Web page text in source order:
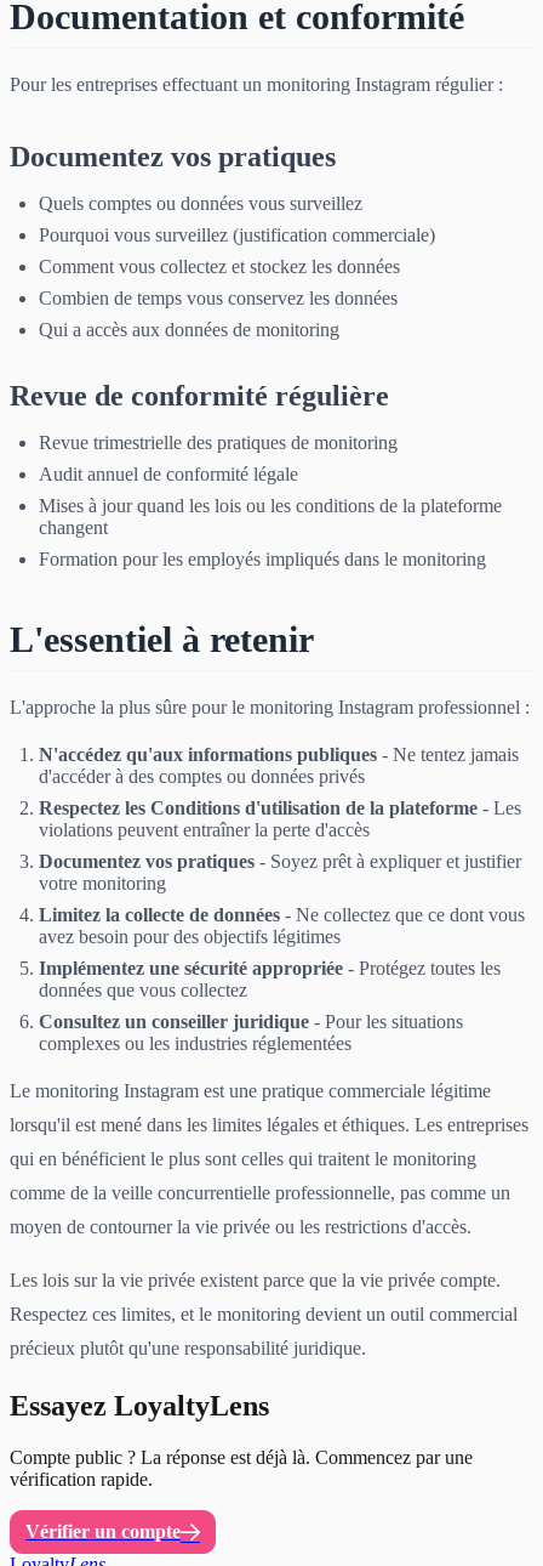
Documentation et conformité
Pour les entreprises effectuant un monitoring Instagram régulier :
Documentez vos pratiques
Quels comptes ou données vous surveillez
Pourquoi vous surveillez (justification commerciale)
Comment vous collectez et stockez les données
Combien de temps vous conservez les données
Qui a accès aux données de monitoring
Revue de conformité régulière
Revue trimestrielle des pratiques de monitoring
Audit annuel de conformité légale
Mises à jour quand les lois ou les conditions de la plateforme
changent
Formation pour les employés impliqués dans le monitoring
L'essentiel à retenir
L'approche la plus sûre pour le monitoring Instagram professionnel :
N'accédez qu'aux informations publiques - Ne tentez jamais
d'accéder à des comptes ou données privés
Respectez les Conditions d'utilisation de la plateforme - Les
violations peuvent entraîner la perte d'accès
Documentez vos pratiques - Soyez prêt à expliquer et justifier
votre monitoring
Limitez la collecte de données - Ne collectez que ce dont vous
avez besoin pour des objectifs légitimes
Implémentez une sécurité appropriée - Protégez toutes les
données que vous collectez
Consultez un conseiller juridique - Pour les situations
complexes ou les industries réglementées
Le monitoring Instagram est une pratique commerciale légitime
lorsqu'il est mené dans les limites légales et éthiques. Les entreprises
qui en bénéficient le plus sont celles qui traitent le monitoring
comme de la veille concurrentielle professionnelle, pas comme un
moyen de contourner la vie privée ou les restrictions d'accès.
Les lois sur la vie privée existent parce que la vie privée compte.
Respectez ces limites, et le monitoring devient un outil commercial
précieux plutôt qu'une responsabilité juridique.
Essayez LoyaltyLens
Compte public ? La réponse est déjà là. Commencez par une
vérification rapide.
Vérifier un compte